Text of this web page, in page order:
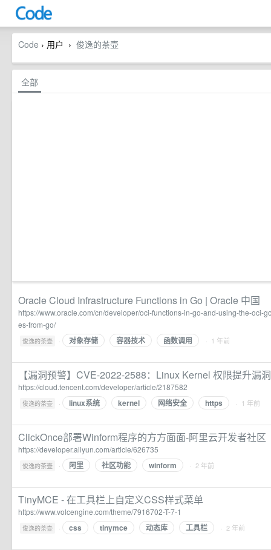
Code › 用户 › 俊逸的茶壶
全部
Oracle Cloud Infrastructure Functions in Go | Oracle 中国
https://www.oracle.com/cn/developer/oci-functions-in-go-and-using-the-oci-
es-from-go/
俊逸的茶壶 · 对象存储 容器技术 函数调用 · 1 年前
【漏洞预警】CVE-2022-2588：Linux Kernel 权限提升漏
https://cloud.tencent.com/developer/article/2187582
俊逸的茶壶 · linux系统 kernel 网络安全 https · 1 年前
ClickOnce部署Winform程序的方方面面-阿里云开发者社区
https://developer.aliyun.com/article/626735
俊逸的茶壶 · 阿里 社区功能 winform · 2 年前
TinyMCE - 在工具栏上自定义CSS样式菜单
https://www.volcengine.com/theme/7916702-T-7-1
俊逸的茶壶 · css tinymce 动态库 工具栏 · 2 年前